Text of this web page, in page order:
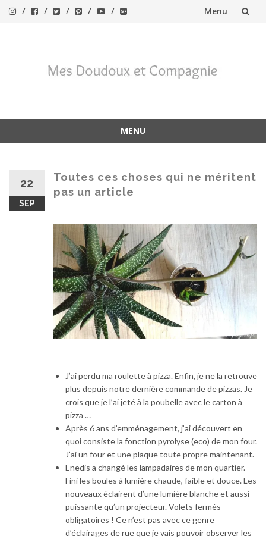
Menu
MENU
22
SEP
Toutes ces choses qui ne méritent
pas un article
J’ai perdu ma roulette à pizza. Enfin, je ne la retrouve
plus depuis notre dernière commande de pizzas. Je
crois que je l’ai jeté à la poubelle avec le carton à
pizza …
Après 6 ans d’emménagement, j’ai découvert en
quoi consiste la fonction pyrolyse (eco) de mon four.
J’ai un four et une plaque toute propre maintenant.
Enedis a changé les lampadaires de mon quartier.
Fini les boules à lumière chaude, faible et douce. Les
nouveaux éclairent d’une lumière blanche et aussi
puissante qu’un projecteur. Volets fermés
obligatoires ! Ce n’est pas avec ce genre
d’éclairages de rue que je vais pouvoir observer les